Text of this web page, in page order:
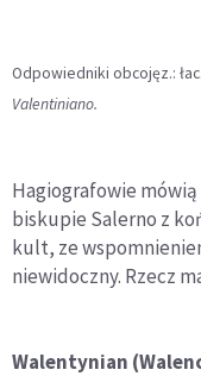
Odpowiedniki obcojęz.:
Valentiniano.
Hagiografowie
biskupie Salerno z
kult, ze
niewidoczny. Rzecz
Walentynian